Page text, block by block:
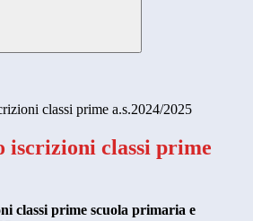
classi prime a.s.2024/2025
iscrizioni classi prime
classi prime scuola primaria e